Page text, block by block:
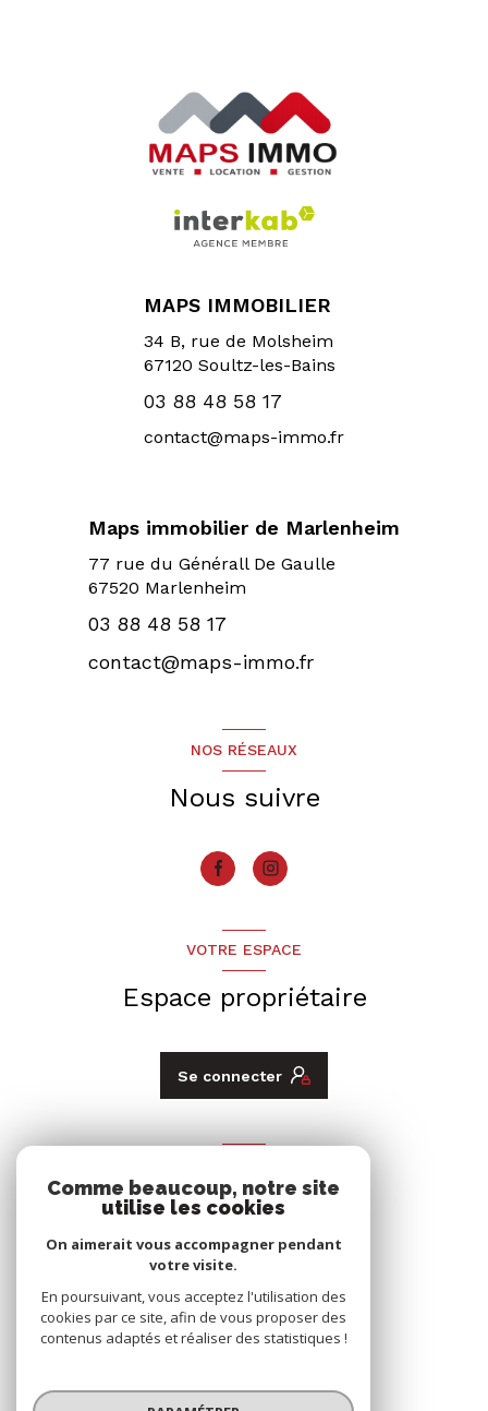
MAPS IMMOBILIER
34 B, rue de Molsheim
67120 Soultz-les-Bains
03 88 48 58 17
contact@maps-immo.fr
Maps immobilier de Marlenheim
77 rue du Générall De Gaulle
67520 Marlenheim
03 88 48 58 17
contact@maps-immo.fr
NOS RÉSEAUX
Nous suivre
VOTRE ESPACE
Espace propriétaire
Se connecter
Nous adhérons
© 2026 | Tous droits réservés
Comme beaucoup, notre site
utilise les cookies
On aimerait vous accompagner pendant
votre visite.
En poursuivant, vous acceptez l'utilisation des
cookies par ce site, afin de vous proposer des
contenus adaptés et réaliser des statistiques !